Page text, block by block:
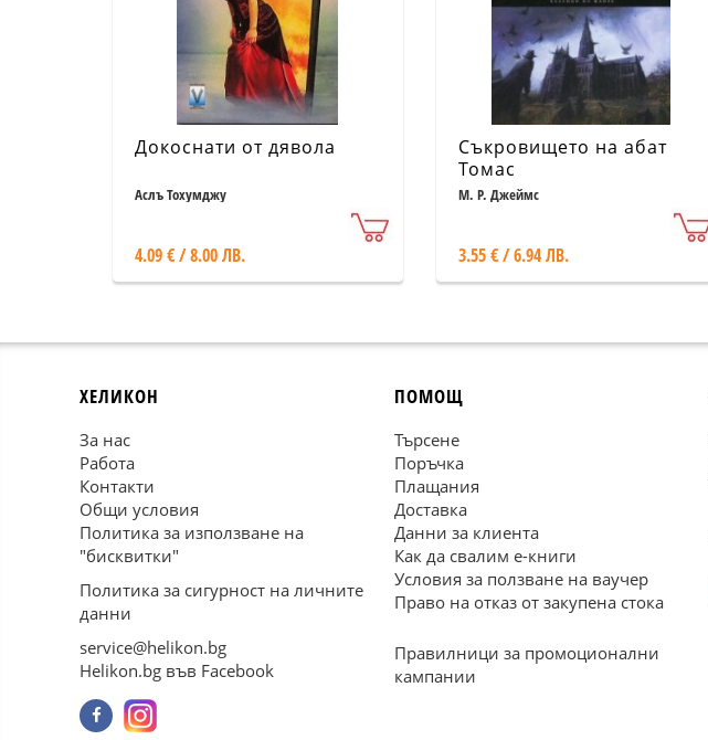
Докоснати от дявола
Аслъ Тохумджу
4.09 € / 8.00 ЛВ.
Съкровището на абат
Томас
М. Р. Джеймс
3.55 € / 6.94 ЛВ.
ХЕЛИКОН
За нас
Работа
Контакти
Общи условия
Политика за използване на
"бисквитки"
Политика за сигурност на личните
данни
service@helikon.bg
Helikon.bg във Facebook
ПОМОЩ
Търсене
Поръчка
Плащания
Доставка
Данни за клиента
Как да свалим е-книги
Условия за ползване на ваучер
Право на отказ от закупена стока
Правилници за промоционални
кампании